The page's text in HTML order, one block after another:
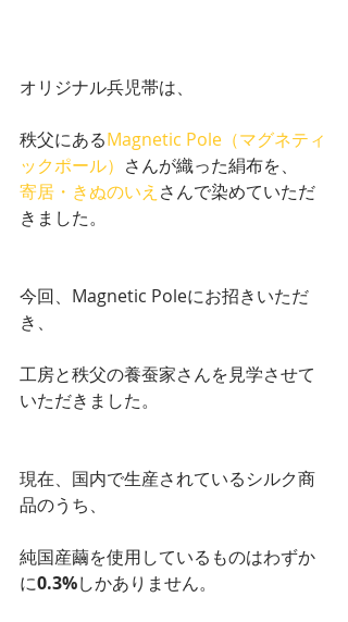
オリジナル兵児帯は、
秩父にあるMagnetic Pole（マグネティ
ックポール） さんが織った絹布を、
寄居・きぬのいえ さんで染めていただ
きました。
今回、Magnetic Poleにお招きいただ
き、
工房と秩父の養蚕家さんを見学させて
いただきました。
現在、国内で生産されているシルク商
品のうち、
純国産繭を使用しているものはわずか
に0.3%しかありません。